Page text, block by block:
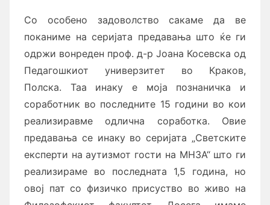
Со особено задоволство сакаме да ве
поканиме на серијата предавања што ќе ги
одржи вонреден проф. д-р Јоана Косевска од
Педагошкиот универзитет во Краков,
Полска. Таа инаку е моја познаничка и
соработник во последните 15 години во кои
реализиравме одлична соработка. Овие
предавања се инаку во серијата „Светските
експерти на аутизмот гости на МНЗА“ што ги
реализираме во последната 1,5 година, но
овој пат со физичко присуство во живо на